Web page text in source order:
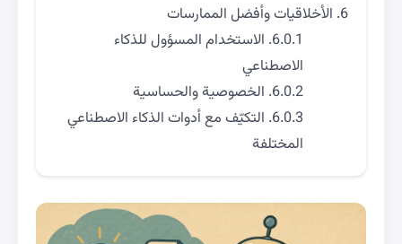
الأخلاقيات وأفضل الممارسات
الاستخدام المسؤول للذكاء
الاصطناعي
الخصوصية والحساسية
التكيّف مع أدوات الذكاء الاصطناعي
المختلفة